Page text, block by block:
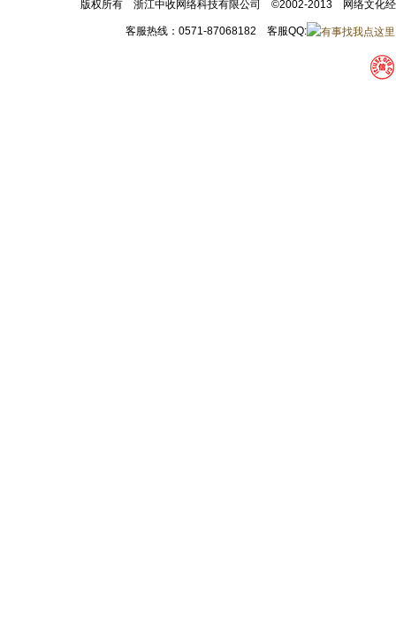
版权所有 浙江中收网络科技有限公司 ©2002-2013 网络文化经
客服热线：0571-87068182 客服QQ: